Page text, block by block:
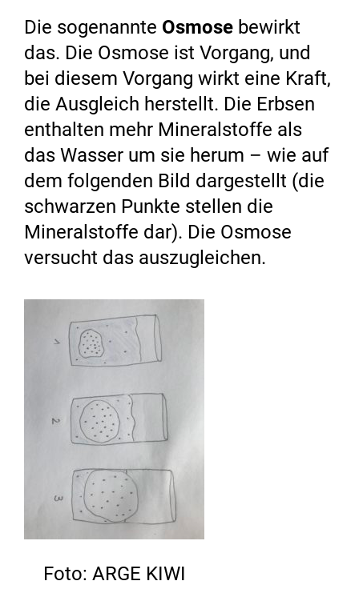
Die sogenannte Osmose bewirkt
das. Die Osmose ist Vorgang, und
bei diesem Vorgang wirkt eine Kraft,
die Ausgleich herstellt. Die Erbsen
enthalten mehr Mineralstoffe als
das Wasser um sie herum – wie auf
dem folgenden Bild dargestellt (die
schwarzen Punkte stellen die
Mineralstoffe dar). Die Osmose
versucht das auszugleichen.
Foto: ARGE KIWI